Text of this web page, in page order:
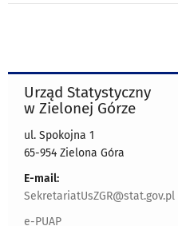
Urząd Statystyczny
w Zielonej Górze
ul. Spokojna 1
65-954 Zielona Góra
E-mail:
SekretariatUsZGR@stat.gov.pl
e-PUAP